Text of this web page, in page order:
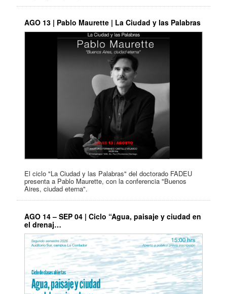
AGO 13 | Pablo Maurette | La Ciudad y las Palabras
El ciclo "La Ciudad y las Palabras" del doctorado FADEU
presenta a Pablo Maurette, con la conferencia "Buenos
Aires, ciudad eterna".
AGO 14 – SEP 04 | Ciclo “Agua, paisaje y ciudad en
el drenaj…